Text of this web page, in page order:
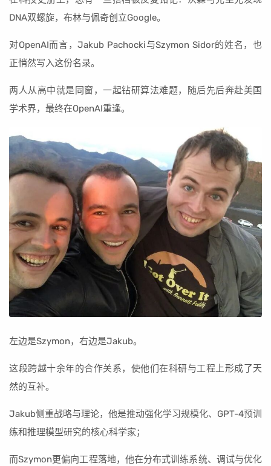
DNA双螺旋，布林与佩奇创立Google。
对OpenAI而言，Jakub Pachocki与Szymon Sidor的姓名，也
正悄然写入这份名录。
两人从高中就是同窗，一起钻研算法难题，随后先后奔赴美国
学术界，最终在OpenAI重逢。
左边是Szymon，右边是Jakub。
这段跨越十余年的合作关系，使他们在科研与工程上形成了天
然的互补。
Jakub侧重战略与理论，他是推动强化学习规模化、GPT-4预训
练和推理模型研究的核心科学家；
而Szymon更偏向工程落地，他在分布式训练系统、调试与优化